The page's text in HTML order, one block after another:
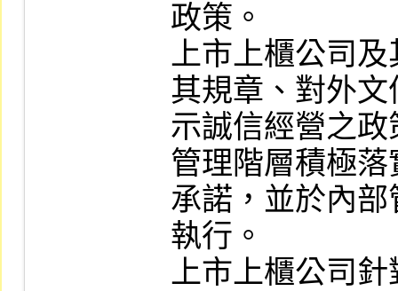
政策。
上市上櫃公司
其規章、對外
示誠信經營之
管理階層積極
承諾，並於內
執行。
上市上櫃公司